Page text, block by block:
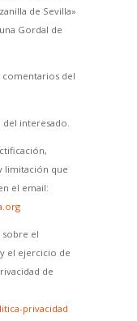
de Sevilla»
Gordal de
del
interesado.
limitación que
el email:
el
el ejercicio de
de
privacidad